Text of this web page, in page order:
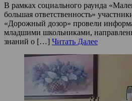
В рамках социального раунда
большая ответственность»
«Дорожный дозор» провели
младшими школьниками,
знаний о […] Читать Далее